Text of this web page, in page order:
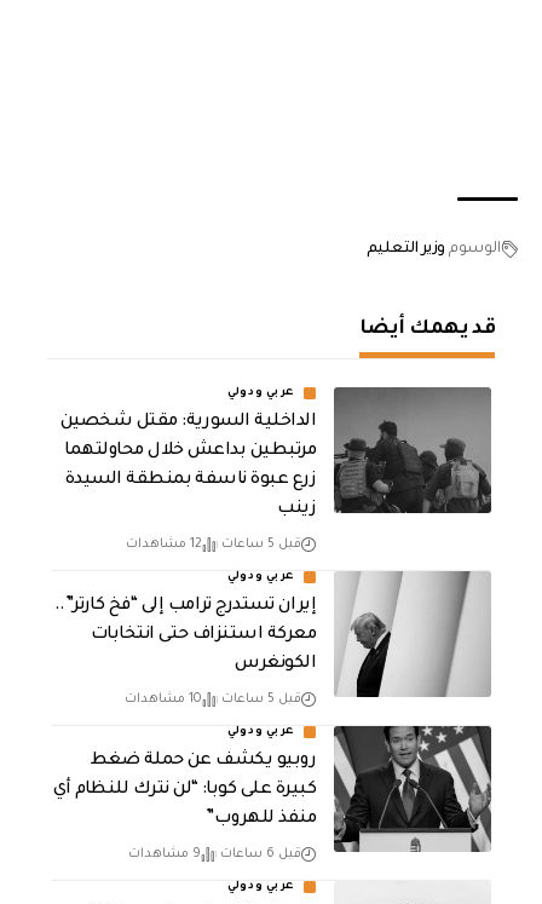
الوسوم وزير التعليم
قد يهمك أيضا
عربي ودولي
الداخلية السورية: مقتل شخصين
مرتبطين بداعش خلال محاولتهما
زرع عبوة ناسفة بمنطقة السيدة
زينب
قبل 5 ساعات 12 مشاهدات
عربي ودولي
إيران تستدرج ترامب إلى “فخ كارتر”..
معركة استنزاف حتى انتخابات
الكونغرس
قبل 5 ساعات 10 مشاهدات
عربي ودولي
روبيو يكشف عن حملة ضغط
كبيرة على كوبا: “لن نترك للنظام أي
منفذ للهروب”
قبل 6 ساعات 9 مشاهدات
عربي ودولي